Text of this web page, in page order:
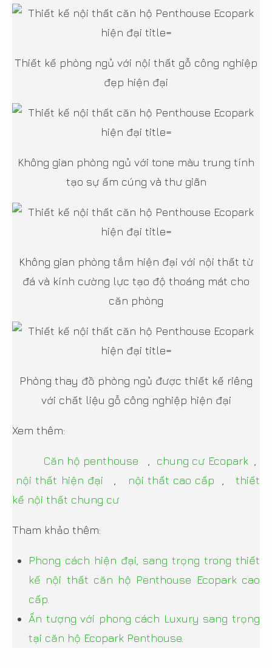
Thiết kế phòng ngủ với nội thất gỗ công nghiệp
đẹp hiện đại
Không gian phòng ngủ với tone màu trung tính
tạo sự ấm cúng và thư giãn
Không gian phòng tắm hiện đại với nội thất từ
đá và kính cường lực tạo độ thoáng mát cho
căn phòng
Phòng thay đồ phòng ngủ được thiết kế riêng
với chất liệu gỗ công nghiệp hiện đại
Xem thêm:
Căn hộ penthouse , chung cư Ecopark,
nội thất hiện đại
, nội thất cao cấp ,thiết
kế nội thất chung cư
Tham khảo thêm:
Phong cách hiện đại, sang trọng trong thiết
kế nội thất căn hộ Penthouse Ecopark cao
cấp.
Ấn tượng với phong cách Luxury sang trọng
tại căn hộ Ecopark Penthouse.